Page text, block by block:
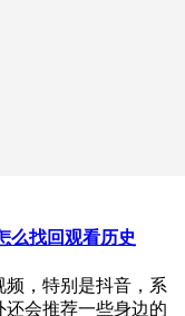
么找回观看历史
，特别是抖音，系
会推荐一些身边的